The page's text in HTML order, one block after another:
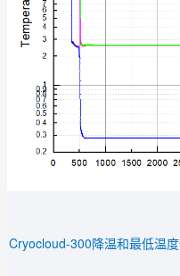
Cryocloud-300降温和最低温